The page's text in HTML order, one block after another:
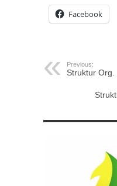
Facebook
Previous:
Struktur